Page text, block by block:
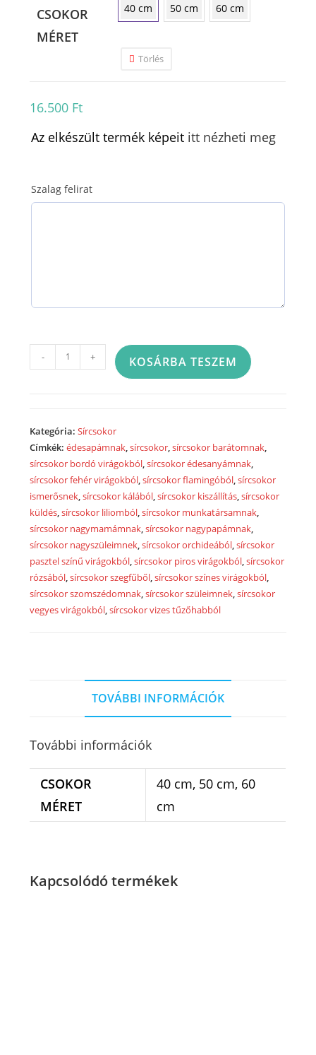
CSOKOR
MÉRET
40 cm 50 cm 60 cm
Törlés
16.500 Ft
Az elkészült termék képeit itt nézheti meg
Szalag felirat
sírcsokor
2063/1
mennyiség
- + KOSÁRBA TESZEM
Kategória:Sírcsokor
Címkék:édesapámnak,sírcsokor,sírcsokor barátomnak,
sírcsokor bordó virágokból,sírcsokor édesanyámnak,
sírcsokor fehér virágokból,sírcsokor flamingóból,sírcsokor
ismerősnek,sírcsokor kálából,sírcsokor kiszállítás,sírcsokor
küldés,sírcsokor liliomból,sírcsokor munkatársamnak,
sírcsokor nagymamámnak,sírcsokor nagypapámnak,
sírcsokor nagyszüleimnek,sírcsokor orchideából,sírcsokor
pasztel színű virágokból,sírcsokor piros virágokból,sírcsokor
rózsából,sírcsokor szegfűből,sírcsokor színes virágokból,
sírcsokor szomszédomnak,sírcsokor szüleimnek,sírcsokor
vegyes virágokból,sírcsokor vizes tűzőhabból
TOVÁBBI INFORMÁCIÓK
További információk
CSOKOR
MÉRET
40 cm, 50 cm, 60
cm
Kapcsolódó termékek